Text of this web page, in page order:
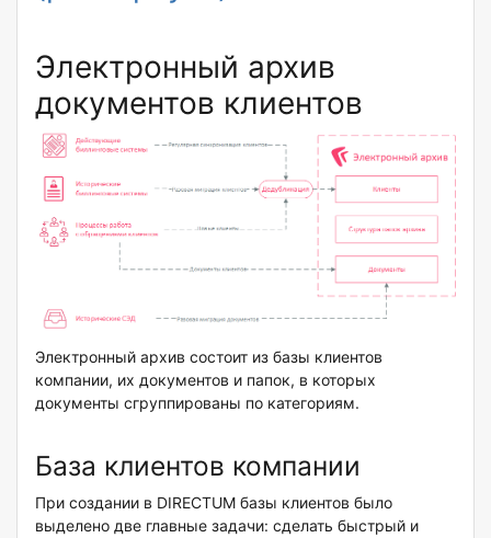
Электронный архив
документов клиентов
Электронный архив состоит из базы клиентов
компании, их документов и папок, в которых
документы сгруппированы по категориям.
База клиентов компании
При создании в DIRECTUM базы клиентов было
выделено две главные задачи: сделать быстрый и